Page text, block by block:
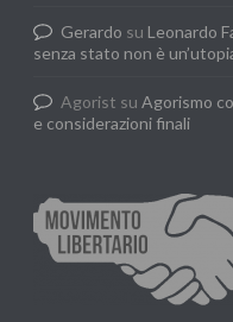
Gerardo su Leonardo
senza stato non è
Agorist suAgorismo
e considerazioni finali